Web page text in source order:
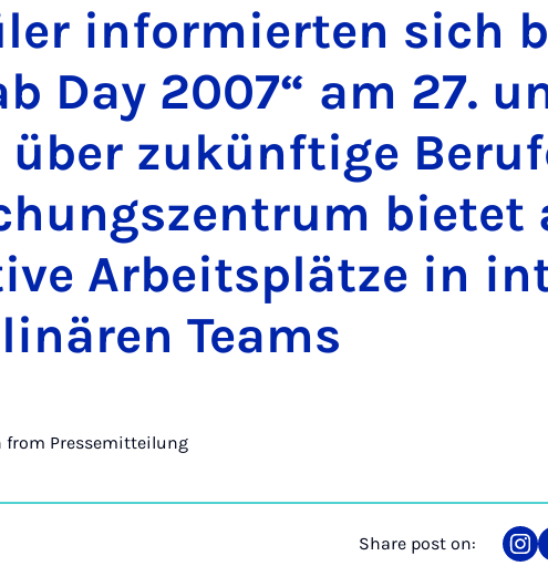
in­formier­ten sich
Day 2007“ am 27.
zukün­ftige
Arbeit­s­plätze in
Teams
from Pressemitteilung
Share post on: